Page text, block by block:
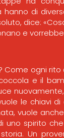
hanno di
dice:
e
Come ogni
e il
le chiavi
vuole
uno spirito
Un